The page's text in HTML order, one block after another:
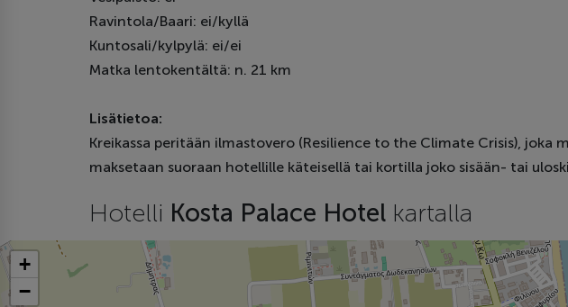
Ravintola/Baari: ei/kyllä
Kuntosali/kylpylä: ei/ei
Matka lentokentältä: n. 21 km
Lisätietoa:
Kreikassa peritään ilmastovero (Resilience to the Climate Crisis),
maksetaan suoraan hotellille käteisellä tai kortilla joko sisään- tai
Hotelli Kosta Palace Hotel kartalla
+
−